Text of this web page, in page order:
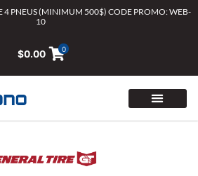
4 PNEUS (MINIMUM 500$) CODE PROMO: WEB-
10
$0.00 0